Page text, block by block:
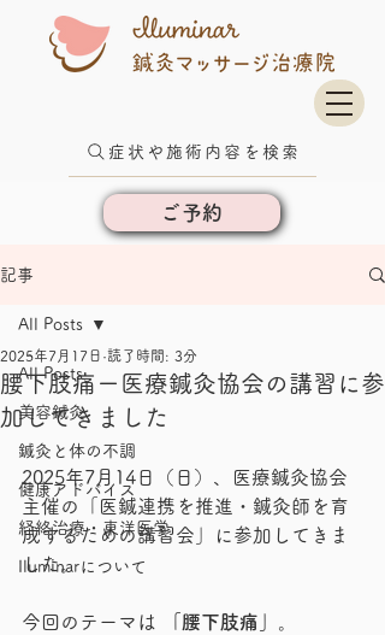
症状や施術内容を検索
ご予約
記事
All Posts
美容鍼灸
鍼灸と体の不調
健康アドバイス
経絡治療・東洋医学
Iluminarについて
All Posts
腰下肢痛ー医療鍼灸協会の講習に参
加してきました
2025年7月17日 読了時間: 3分
2025年7月14日（日）、医療鍼灸協会
主催の「医鍼連携を推進・鍼灸師を育
成するための講習会」に参加してきま
した。
今回のテーマは 「腰下肢痛」